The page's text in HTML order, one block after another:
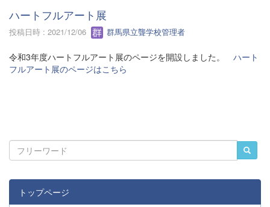
ハートフルアート展
投稿日時 : 2021/12/06 群馬県立聾学校管理者
令和3年度ハートフルアート展のページを開設しました。 ハート
フルアート展のページはこちら
トップページ